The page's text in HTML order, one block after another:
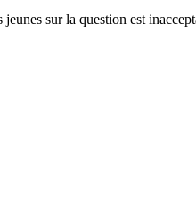
sur la question est